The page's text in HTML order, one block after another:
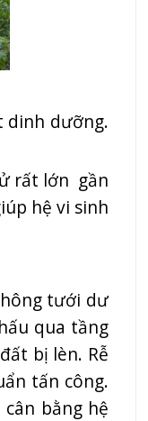
dinh dưỡng.
rất lớn gần
hệ vi sinh
tưới dư
qua tầng
bị lèn. Rễ
tấn công.
bằng hệ